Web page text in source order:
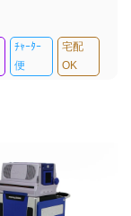
ﾁｬｰﾀｰ
便
宅配
OK